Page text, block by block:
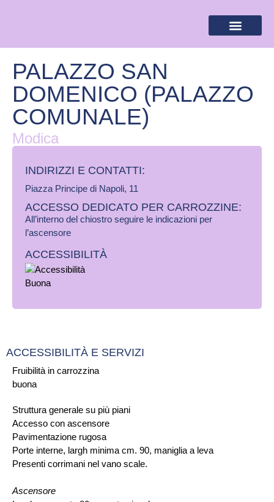
PALAZZO SAN
DOMENICO (PALAZZO
COMUNALE)
Modica
INDIRIZZI E CONTATTI:​
Piazza Principe di Napoli, 11
ACCESSO DEDICATO PER CARROZZINE:
All’interno del chiostro seguire le indicazioni per
l’ascensore
ACCESSIBILITÀ
Fruibilità in carrozzina
buona
Struttura generale su più piani
Accesso con ascensore
Pavimentazione rugosa
Porte interne, largh minima cm. 90, maniglia a leva
Presenti corrimani nel vano scale.
Ascensore
ACCESSIBILITÀ E SERVIZI